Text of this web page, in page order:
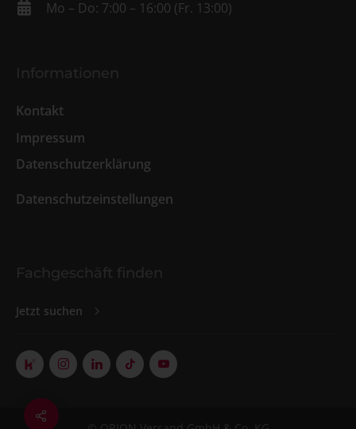
Mo – Do: 7:00 – 16:00 (Fr. 13:00)
Informationen
Kontakt
Impressum
Datenschutzerklärung
Datenschutzeinstellungen
Fachgeschäft finden
Jetzt suchen